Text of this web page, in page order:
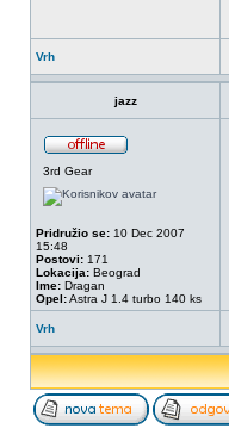
Vrh
jazz
3rd Gear
Pridružio se: 10 Dec 2007
15:48
Postovi: 171
Lokacija: Beograd
Ime: Dragan
Opel:Astra J 1.4 turbo 140 ks
Vrh